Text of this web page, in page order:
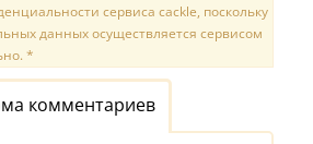
сервиса cackle, поскольку
данных осуществляется сервисом
*
комментариев